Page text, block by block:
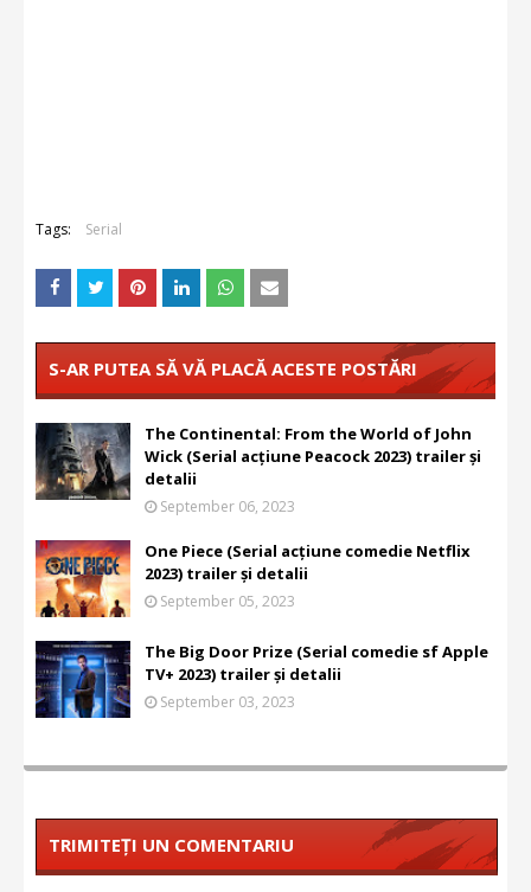
Tags: Serial
S-AR PUTEA SĂ VĂ PLACĂ ACESTE POSTĂRI
The Continental: From the World of John
Wick (Serial acțiune Peacock 2023) trailer și
detalii
September 06, 2023
One Piece (Serial acțiune comedie Netflix
2023) trailer și detalii
September 05, 2023
The Big Door Prize (Serial comedie sf Apple
TV+ 2023) trailer și detalii
September 03, 2023
TRIMITEȚI UN COMENTARIU